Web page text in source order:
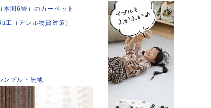
間6畳）のカーペット
工（アレル物質対策）
ンプル・無地